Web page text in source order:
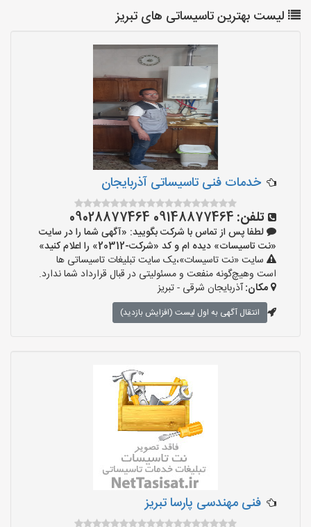
لیست بهترین تاسیساتی های تبریز
خدمات فنی تاسیساتی آذربایجان
تلفن: 09148877464 09028877464
لطفا پس از تماس با شرکت بگویید: «آگهی شما را در سایت
«نت تاسیسات» دیده ام و کد «شرکت-20312» را اعلام کنید»
سایت «نت تاسیسات»،یک سایت تبلیغات تاسیساتی ها
است وهیچ‌گونه منفعت و مسئولیتی در قبال قرارداد شما ندارد.
مکان:آذربایجان شرقی - تبریز
انتقال آگهی به اول لیست (افزایش بازدید)
فنی مهندسی پارسا تبریز